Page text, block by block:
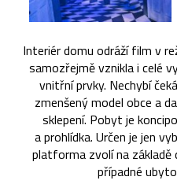
Interiér domu odráží film v
samozřejmě vznikla i celé
vnitřní prvky. Nechybí
zmenšený model obce a
sklepení. Pobyt je
a prohlídka. Určen je jen
platforma zvolí na základě
případné